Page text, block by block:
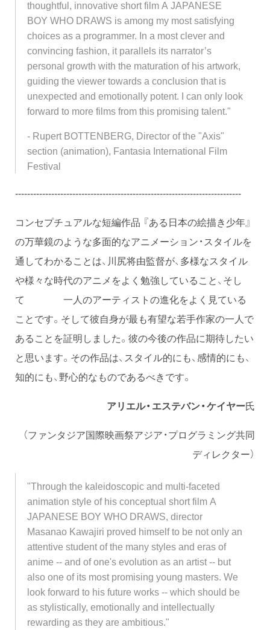
thoughtful, innovative short film A JAPANESE
BOY WHO DRAWS is among my most satisfying
choices as a programmer. In a most clever and
convincing fashion, it parallels its narrator’s
personal growth with the maturation of his artwork,
guiding the viewer towards a conclusion that is
unexpected and emotionally potent. I can only look
forward to more films from this promising talent."
- Rupert BOTTENBERG, Director of the "Axis"
section (animation), Fantasia International Film
Festival
---------------------------------------------------------------------------
コンセプチュアルな短編作品 『ある日本の絵描き少年』
の万華鏡のような多面的なアニメーション・スタイルを
通してわかることは、川尻将由監督が、多様なスタイル
や様々な時代のアニメをよく勉強していること、そし
て 一人のアーティストの進化をよく見ている
ことです。そして彼自身が最も有望な若手作家の一人で
あることを証明しました。彼の今後の作品に期待したい
と思います。その作品は、スタイル的にも、感情的にも、
知的にも、野心的なものであるべきです。
アリエル・エステバン・ケイヤー氏
（ファンタジア国際映画祭アジア・プログラミング共同
ディレクター）
"Through the kaleidoscopic and multi-faceted
animation style of his conceptual short film A
JAPANESE BOY WHO DRAWS, director
Masanao Kawajiri proved himself to be not only an
attentive student of the many styles and eras of
anime -- and of one's evolution as an artist -- but
also one of its most promising young masters. We
look forward to his future works -- which should be
as stylistically, emotionally and intellectually
rewarding as they are ambitious."